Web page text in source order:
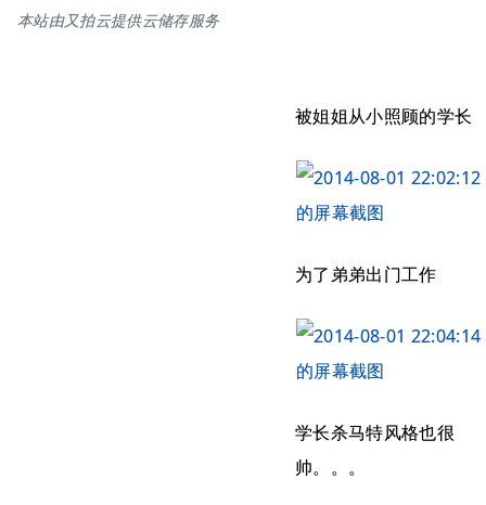
本站由又拍云提供云储存服务
被姐姐从小照顾的学长
为了弟弟出门工作
学长杀马特风格也很
帅。。。